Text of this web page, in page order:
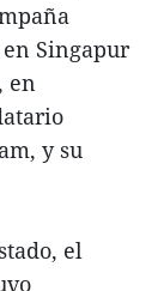
Singapur
en
y su
el